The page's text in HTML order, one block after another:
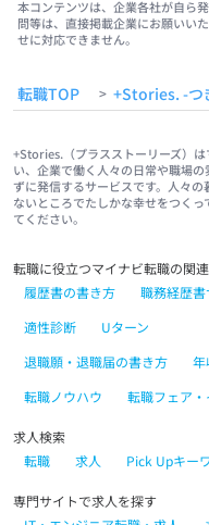
本コンテンツは、企業各社が自ら
問等は、直接掲載企業にお願いい
せに対応できません。
転職TOP > +Stories. -つ
+Stories.（プラスストーリーズ）
い、企業で働く人々の日常や職場
ずに発信するサービスです。人々
ないところでたしかな幸せをつく
てください。
転職に役立つマイナビ転職の関
履歴書の書き方
職務経歴
適性診断
Uターン
退職願・退職届の書き方
年
転職ノウハウ
転職フェア・
求人検索
転職
求人 Pick Upキー
専門サイトで求人を探す